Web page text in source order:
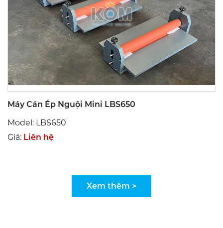
Máy Cán Ép Nguội Mini LBS650
Model: LBS650
Giá: Liên hệ
Xem thêm >